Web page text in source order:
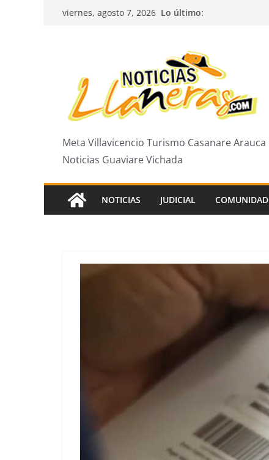
Saltarviernes, agosto 7, 2026 Lo último:
Meta Villavicencio Turismo Casanare Arauca
Noticias Guaviare Vichada
NOTICIAS JUDICIAL COMUNIDAD